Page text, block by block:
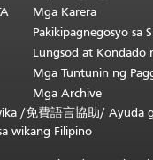
Mga Karera
Pakikipagnegosyo sa
Lungsod at Kondado
Mga Tuntunin ng
Mga Archive
/免費語言協助/ Ayuda
wikang Filipino